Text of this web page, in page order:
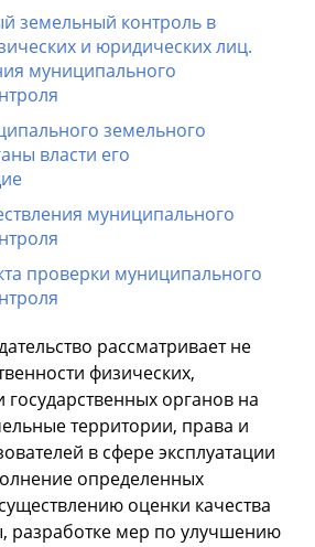
земельный контроль в
и юридических лиц.
муниципального
земельного
власти его
муниципального
проверки муниципального
рассматривает не
физических,
органов на
территории, права и
в сфере эксплуатации
определенных
оценки качества
разработке мер по улучшению